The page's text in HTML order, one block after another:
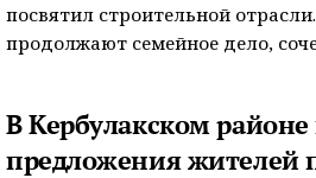
посвятил строительной
продолжают семейное дело,
В Кербулакском
предложения жителей